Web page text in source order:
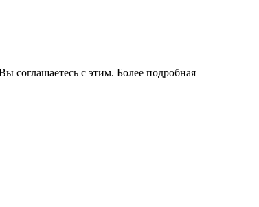
соглашаетесь с этим. Более подробная